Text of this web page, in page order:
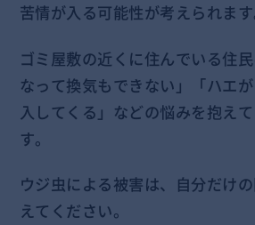
苦情が入る可能性が考えられます
ゴミ屋敷の近くに住んでいる住
なって換気もできない」「ハエ
入してくる」などの悩みを抱え
す。
ウジ虫による被害は、自分だけ
えてください。